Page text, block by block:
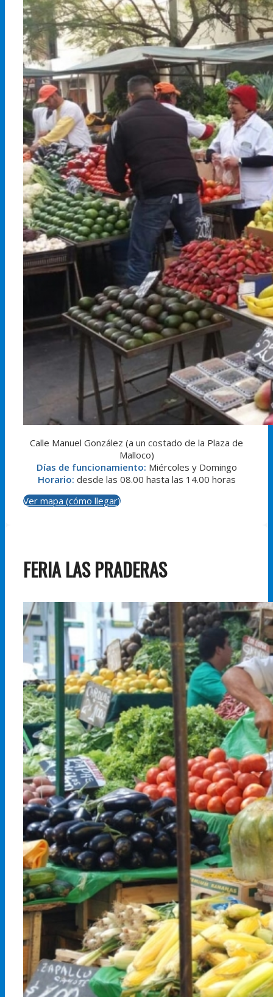
Calle Manuel González (a un costado de la Plaza de
Malloco)
Días de funcionamiento: Miércoles y Domingo
Horario: desde las 08.00 hasta las 14.00 horas
Ver mapa (cómo llegar)
FERIA LAS PRADERAS